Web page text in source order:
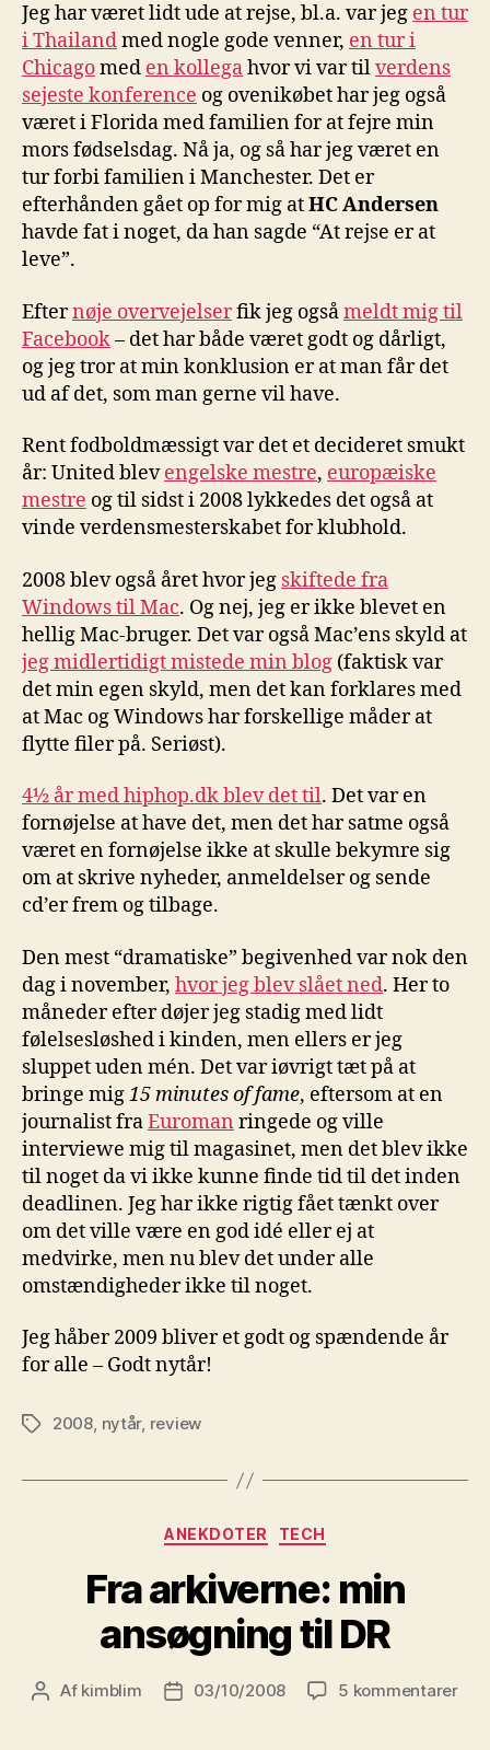
Jeg har været lidt ude at rejse, bl.a. var jeg en tur
i Thailandmed nogle gode venner, en tur i
Chicagomed en kollegahvor vi var tilverdens
sejeste konference og ovenikøbet har jeg også
været i Florida med familien for at fejre min
mors fødselsdag. Nå ja, og så har jeg været en
tur forbi familien i Manchester. Det er
efterhånden gået op for mig atHC Andersen
havde fat i noget, da han sagde “At rejse er at
leve”.
Efternøje overvejelserfik jeg ogsåmeldt mig til
Facebook– det har både været godt og dårligt,
og jeg tror at min konklusion er at man får det
ud af det, som man gerne vil have.
Rent fodboldmæssigt var det et decideret smukt
år: United blevengelske mestre, europæiske
mestre og til sidst i 2008 lykkedes det også at
vinde verdensmesterskabet for klubhold.
2008 blev også året hvor jeg skiftede fra
Windows til Mac. Og nej, jeg er ikke blevet en
hellig Mac-bruger. Det var også Mac’ens skyld at
jeg midlertidigt mistede min blog (faktisk var
det min egen skyld, men det kan forklares med
at Mac og Windows har forskellige måder at
flytte filer på. Seriøst).
4½ år med hiphop.dk blev det til. Det var en
fornøjelse at have det, men det har satme også
været en fornøjelse ikke at skulle bekymre sig
om at skrive nyheder, anmeldelser og sende
cd’er frem og tilbage.
Den mest “dramatiske” begivenhed var nok den
dag i november, hvor jeg blev slået ned. Her to
måneder efter døjer jeg stadig med lidt
følelsesløshed i kinden, men ellers er jeg
sluppet uden mén. Det var iøvrigt tæt på at
bringe mig15 minutes of fame, eftersom at en
journalist fraEuroman ringede og ville
interviewe mig til magasinet, men det blev ikke
til noget da vi ikke kunne finde tid til det inden
deadlinen. Jeg har ikke rigtig fået tænkt over
om det ville være en god idé eller ej at
medvirke, men nu blev det under alle
omstændigheder ikke til noget.
Jeg håber 2009 bliver et godt og spændende år
for alle – Godt nytår!
Tags2008, nytår, review
Kategorier
ANEKDOTER TECH
Fra arkiverne: min
ansøgning til DR
Indlægsforfatter
Af kimblim Indlægsdato
03/10/2008 5 kommentarertil